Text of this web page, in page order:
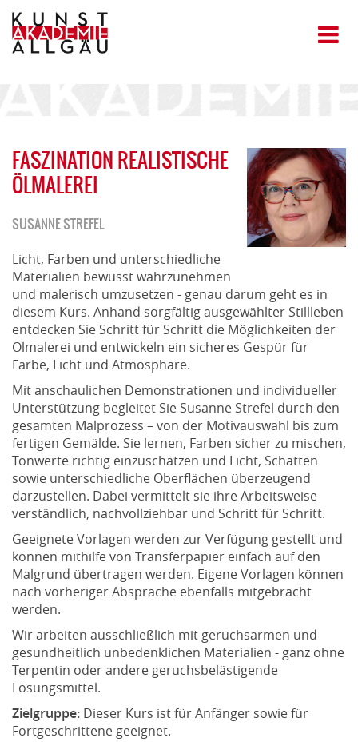
FASZINATION REALISTISCHE
ÖLMALEREI
SUSANNE STREFEL
Licht, Farben und unterschiedliche
Materialien bewusst wahrzunehmen
und malerisch umzusetzen - genau darum geht es in
diesem Kurs. Anhand sorgfältig ausgewählter Stillleben
entdecken Sie Schritt für Schritt die Möglichkeiten der
Ölmalerei und entwickeln ein sicheres Gespür für
Farbe, Licht und Atmosphäre.
Mit anschaulichen Demonstrationen und individueller
Unterstützung begleitet Sie Susanne Strefel durch den
gesamten Malprozess – von der Motivauswahl bis zum
fertigen Gemälde. Sie lernen, Farben sicher zu mischen,
Tonwerte richtig einzuschätzen und Licht, Schatten
sowie unterschiedliche Oberflächen überzeugend
darzustellen. Dabei vermittelt sie ihre Arbeitsweise
verständlich, nachvollziehbar und Schritt für Schritt.
Geeignete Vorlagen werden zur Verfügung gestellt und
können mithilfe von Transferpapier einfach auf den
Malgrund übertragen werden. Eigene Vorlagen können
nach vorheriger Absprache ebenfalls mitgebracht
werden.
Wir arbeiten ausschließlich mit geruchsarmen und
gesundheitlich unbedenklichen Materialien - ganz ohne
Terpentin oder andere geruchsbelästigende
Lösungsmittel.
Zielgruppe: Dieser Kurs ist für Anfänger sowie für
Fortgeschrittene geeignet.